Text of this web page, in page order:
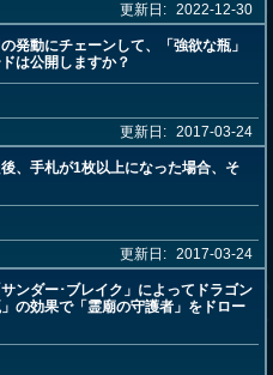
更新日: 2022-12-30
発動にチェーンして、「強欲な瓶」
は公開しますか？
更新日: 2017-03-24
、手札が1枚以上になった場合、そ
更新日: 2017-03-24
ンダー･ブレイク」によってドラゴン
の効果で「霊廟の守護者」をドロー